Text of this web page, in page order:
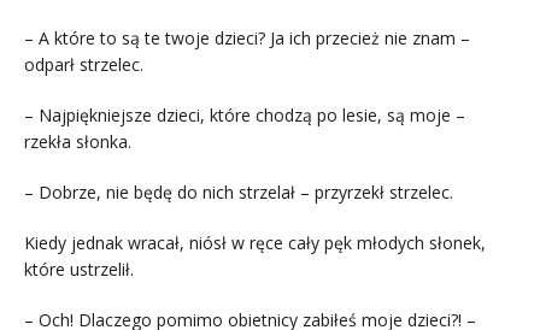
– A które to są te twoje dzieci? Ja ich przecież nie znam –
odparł strzelec.
– Najpiękniejsze dzieci, które chodzą po lesie, są moje –
rzekła słonka.
– Dobrze, nie będę do nich strzelał – przyrzekł strzelec.
Kiedy jednak wracał, niósł w ręce cały pęk młodych słonek,
które ustrzelił.
– Och! Dlaczego pomimo obietnicy zabiłeś moje dzieci?! –